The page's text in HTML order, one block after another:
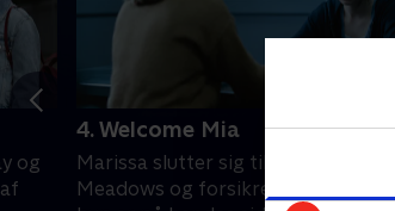
og
4. Welcome Mia
Marissa slutter sig til Hanna på The
Meadows og forsikrer hende om, at